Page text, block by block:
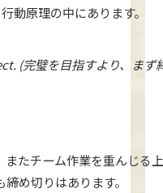
動原理の中にあります。
(完璧を目指すより、まず
またチーム作業を重んじる
め切りはあります。